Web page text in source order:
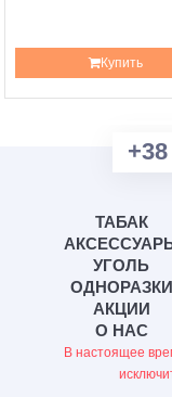
Купить
ТАБАК
УГОЛЬ
ОДНОРАЗКИ
АКЦИИ
О НАС
В настоящее